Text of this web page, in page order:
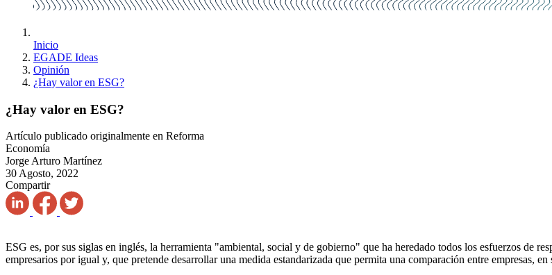
Inicio
EGADE Ideas
Opinión
¿Hay valor en ESG?
¿Hay valor en ESG?
Artículo publicado originalmente en Reforma
Economía
Jorge Arturo Martínez
30 Agosto, 2022
Compartir
ESG es, por sus siglas en inglés, la herramienta "ambiental, social y de gobierno" que ha heredado todos los esfuerzos de
empresarios por igual y, que pretende desarrollar una medida estandarizada que permita una comparación entre empresas,